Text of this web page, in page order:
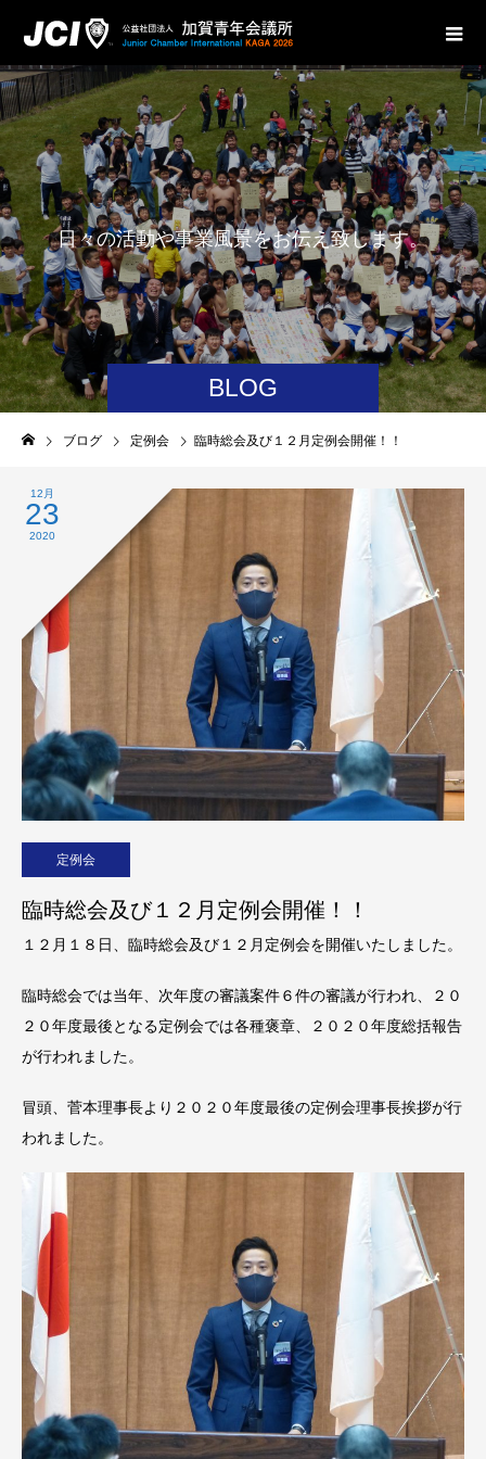
BLOG
日々の活動や事業風景をお伝え致します。
ブログ 定例会 臨時総会及び１２月定例会開催！！
12月
23
2020
定例会
臨時総会及び１２月定例会開催！！
１２月１８日、臨時総会及び１２月定例会を開催いたしました。
臨時総会では当年、次年度の審議案件６件の審議が行われ、２０
２０年度最後となる定例会では各種褒章、２０２０年度総括報告
が行われました。
冒頭、菅本理事長より２０２０年度最後の定例会理事長挨拶が行
われました。